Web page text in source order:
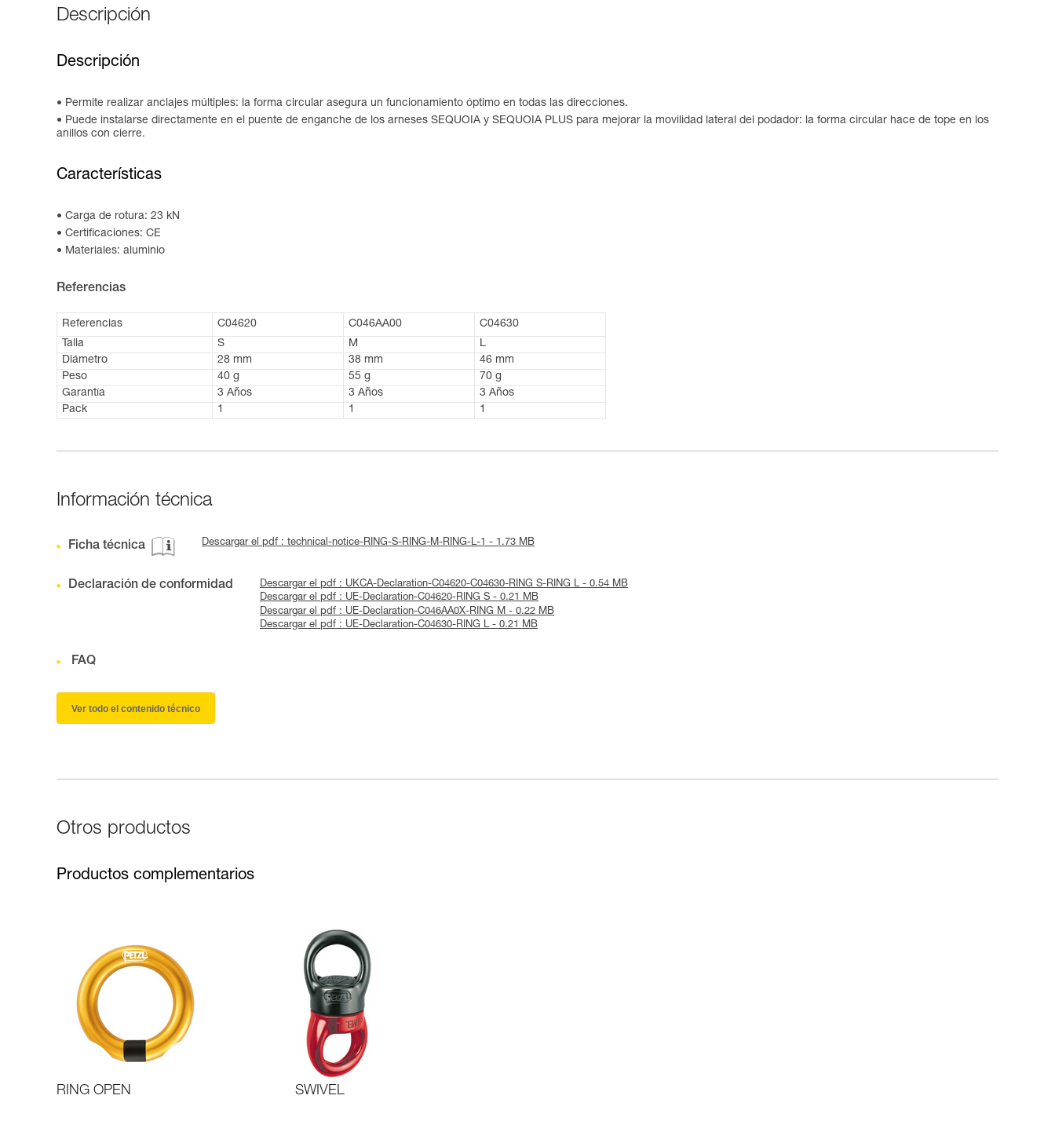
Descripción
Descripción
Permite realizar anclajes múltiples: la forma circular asegura un funcionamiento óptimo en todas las direcciones.
Puede instalarse directamente en el puente de enganche de los arneses SEQUOIA y SEQUOIA PLUS para mejorar la movilidad lateral del podador: la forma circular hace de tope en los
anillos con cierre.
Características
Carga de rotura: 23 kN
Certificaciones: CE
Materiales: aluminio
Referencias
Referencias C04620 C046AA00
C04630
Talla
S M
L
Diámetro
28 mm 38 mm
46 mm
Peso
40 g 55 g
70 g
Garantía
3 Años 3 Años
3 Años
Pack
1 1 1
Información técnica
Ficha técnica Descargar el pdf : technical-notice-RING-S-RING-M-RING-L-1 - 1.73 MB
Declaración de conformidad
Descargar el pdf : UKCA-Declaration-C04620-C04630-RING S-RING L - 0.54 MB
Descargar el pdf : UE-Declaration-C04620-RING S - 0.21 MB
Descargar el pdf : UE-Declaration-C046AA0X-RING M - 0.22 MB
Descargar el pdf : UE-Declaration-C04630-RING L - 0.21 MB
FAQ
Ver todo el contenido técnico
Otros productos
Productos complementarios
RING OPEN SWIVEL